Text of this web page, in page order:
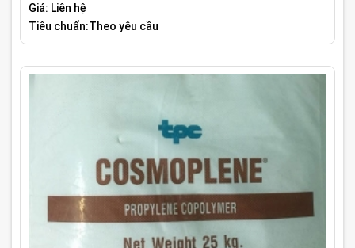
Giá: Liên hệ
Tiêu chuẩn:Theo yêu cầu